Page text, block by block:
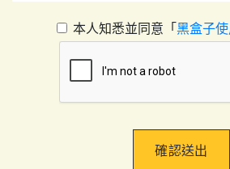
本人知悉並同意「 黑盒子
確認送出